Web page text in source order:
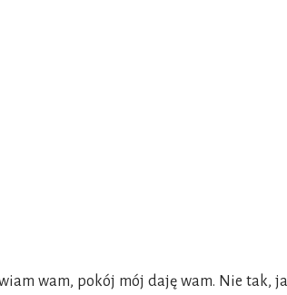
wam, pokój mój daję wam. Nie tak,